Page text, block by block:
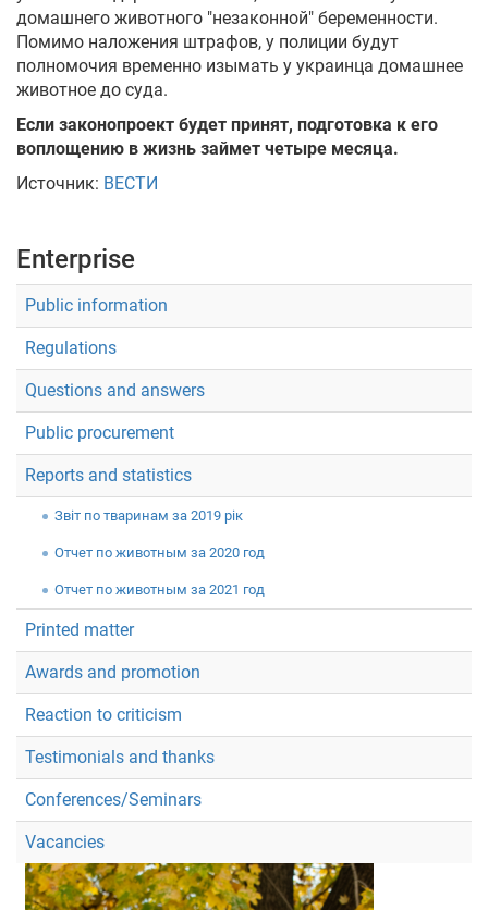
домашнего животного "незаконной" беременности.
Помимо наложения штрафов, у полиции будут
полномочия временно изымать у украинца домашнее
животное до суда.
Если законопроект будет принят, подготовка к его
воплощению в жизнь займет четыре месяца.
Источник: ВЕСТИ
Enterprise
Public information
Regulations
Questions and answers
Public procurement
Reports and statistics
Звiт по тваринам за 2019 рік
Отчет по животным за 2020 год
Отчет по животным за 2021 год
Printed matter
Awards and promotion
Reaction to criticism
Testimonials and thanks
Conferences/Seminars
Vacancies